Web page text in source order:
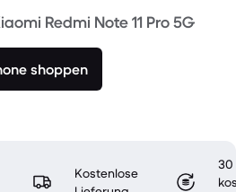
Redmi Note 11 Pro 5G
shoppen
Kostenlose
30